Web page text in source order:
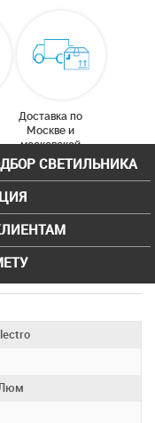
Доставка по
Москве и
московской
области
СВЕТИЛЬНИКА